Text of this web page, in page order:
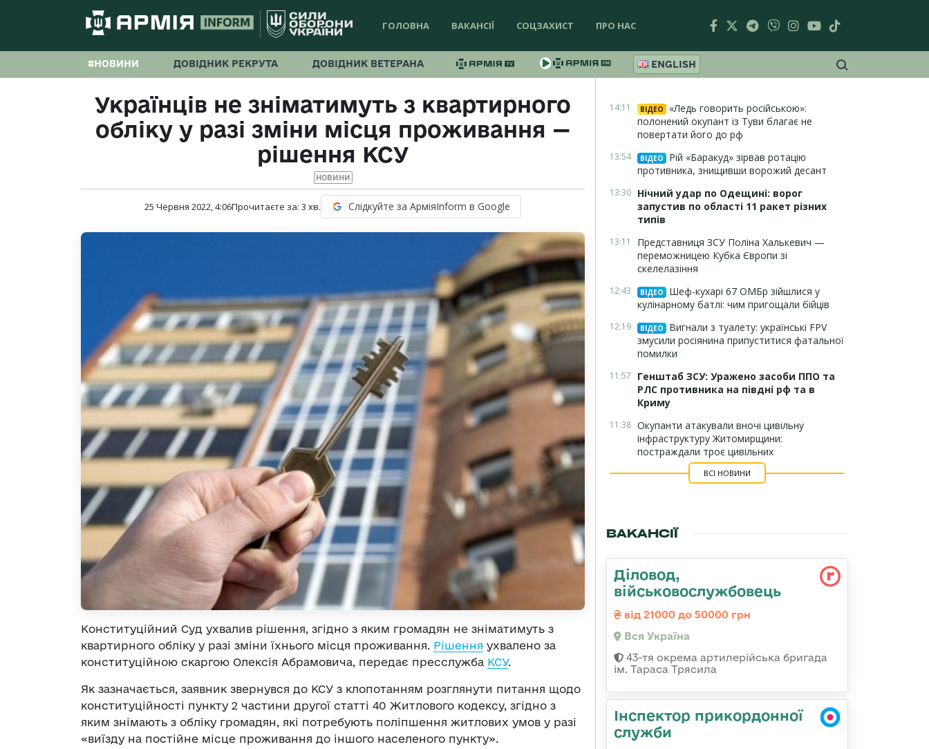
ГОЛОВНА ВАКАНСІЇ СОЦЗАХИСТ ПРО НАС
#НОВИНИ ДОВІДНИК РЕКРУТА ДОВІДНИК ВЕТЕРАНА ENGLISH
Українців не зніматимуть з квартирного
обліку у разі зміни місця проживання —
рішення КСУ
НОВИНИ
25 Червня 2022, 4:06Прочитаєте за: 3 хв. Слідкуйте за АрміяInform в Google
Конституційний Суд ухвалив рішення, згідно з яким громадян не зніматимуть з
квартирного обліку у разі зміни їхнього місця проживання. Рішення ухвалено за
конституційною скаргою Олексія Абрамовича, передає пресслужба КСУ.
Як зазначається, заявник звернувся до КСУ з клопотанням розглянути питання щодо
конституційності пункту 2 частини другої статті 40 Житлового кодексу, згідно з
яким знімають з обліку громадян, які потребують поліпшення житлових умов у разі
«виїзду на постійне місце проживання до іншого населеного пункту».
14:11 ВІДЕО
«Ледь говорить російською»:
полонений окупант із Туви благає не
повертати його до рф
13:54 ВІДЕО
Рій «Баракуд» зірвав ротацію
противника, знищивши ворожий десант
13:30 Нічний удар по Одещині: ворог
запустив по області 11 ракет різних
типів
13:11
Представниця ЗСУ Поліна Халькевич —
переможницею Кубка Європи зі
скелелазіння
12:43 ВІДЕО
Шеф-кухарі 67 ОМБр зійшлися у
кулінарному батлі: чим пригощали бійців
12:19 ВІДЕО
Вигнали з туалету: українські FPV
змусили росіянина припуститися фатальної
помилки
11:57
Генштаб ЗСУ: Уражено засоби ППО та
РЛС противника на півдні рф та в
Криму
11:38 Окупанти атакували вночі цивільну
інфраструктуру Житомирщини:
постраждали троє цивільних
ВСІ НОВИНИ
ВАКАНСІЇ
Діловод,
військовослужбовець
від 21000 до 50000 грн
Вся Україна
43-тя окрема артилерійська бригада
ім. Тараса Трясила
Інспектор прикордонної
служби